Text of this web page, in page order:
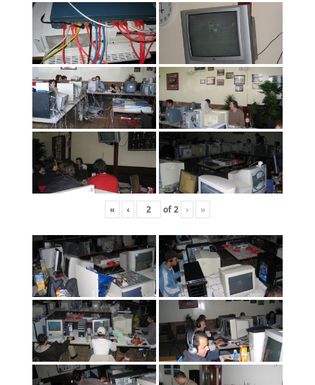
« ‹ of2 › »